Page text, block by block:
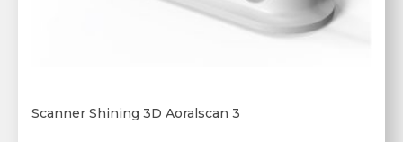
Scanner Shining 3D Aoralscan 3